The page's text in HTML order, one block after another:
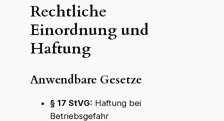
Rechtliche
Einordnung und
Haftung
Anwendbare Gesetze
§ 17 StVG: Haftung bei
Betriebsgefahr